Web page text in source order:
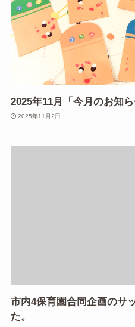
2025年11月「今月のお知ら
2025年11月2日
市内4保育園合同企画のサ
た。